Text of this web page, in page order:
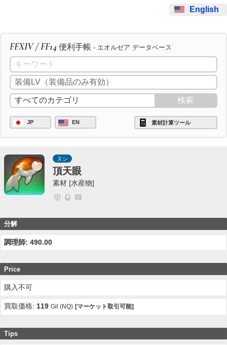
English
FFXIV / FF14 便利手帳 - エオルゼア データベース
JP EN 素材計算ツール
ヌシ
頂天眼
素材 [水産物]
分解
調理師: 490.00
Price
購入不可
買取価格: 119 Gil (NQ) [マーケット取引可能]
Tips